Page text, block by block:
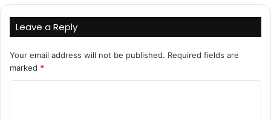
Leave a Reply
Your email address will not be published. Required fields are
marked *